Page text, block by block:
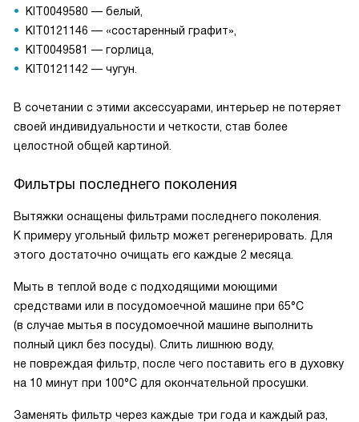
KIT0049580 — белый,
KIT0121146 — «состаренный графит»,
KIT0049581 — горлица,
KIT0121142 — чугун.
В сочетании с этими аксессуарами, интерьер не потеряет
своей индивидуальности и четкости, став более
целостной общей картиной.
Фильтры последнего поколения
Вытяжки оснащены фильтрами последнего поколения.
К примеру угольный фильтр может регенерировать. Для
этого достаточно очищать его каждые 2 месяца.
Мыть в теплой воде с подходящими моющими
средствами или в посудомоечной машине при 65°C
(в случае мытья в посудомоечной машине выполнить
полный цикл без посуды). Слить лишнюю воду,
не повреждая фильтр, после чего поставить его в духовку
на 10 минут при 100°C для окончательной просушки.
Заменять фильтр через каждые три года и каждый раз,